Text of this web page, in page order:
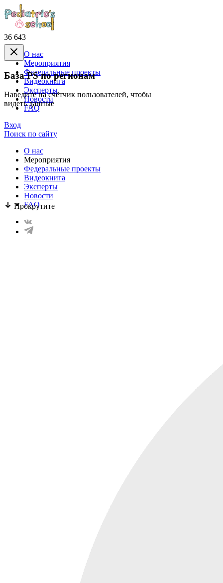
36 643
База PS по регионам
Наведите на счётчик пользователей, чтобы
видеть данные
Прокрутите
О нас
Mероприятия
Федеральные проекты
Видеокнига
Эксперты
Новости
FAQ
Вход
Поиск по сайту
О нас
Mероприятия
Федеральные проекты
Видеокнига
Эксперты
Новости
FAQ